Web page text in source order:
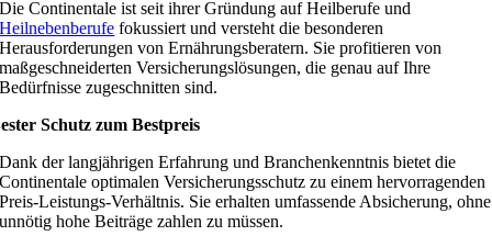
Die Continentale ist seit ihrer Gründung auf Heilberufe und
Heilnebenberufe fokussiert und versteht die besonderen
Herausforderungen von Ernährungsberatern. Sie profitieren von
maßgeschneiderten Versicherungslösungen, die genau auf Ihre
Bedürfnisse zugeschnitten sind.
Schutz zum Bestpreis
Dank der langjährigen Erfahrung und Branchenkenntnis bietet die
Continentale optimalen Versicherungsschutz zu einem hervorragenden
Preis-Leistungs-Verhältnis. Sie erhalten umfassende Absicherung, ohne
unnötig hohe Beiträge zahlen zu müssen.